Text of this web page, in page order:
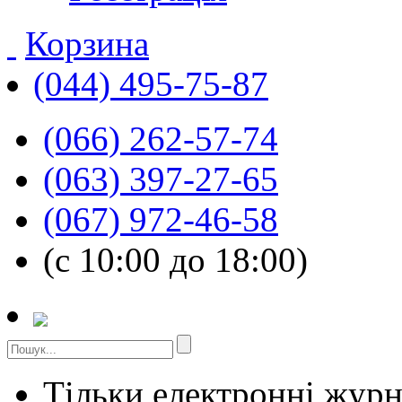
Корзина
(044) 495-75-87
(066) 262-57-74
(063) 397-27-65
(067) 972-46-58
(с 10:00 до 18:00)
Тільки електронні